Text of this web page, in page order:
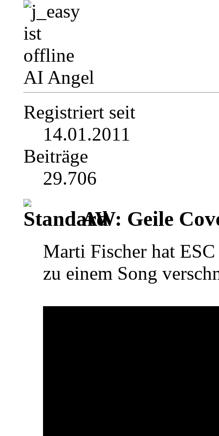
AI Angel
Registriert seit
14.01.2011
Beiträge
29.706
AW: Geile
Marti Fischer hat
zu einem Song